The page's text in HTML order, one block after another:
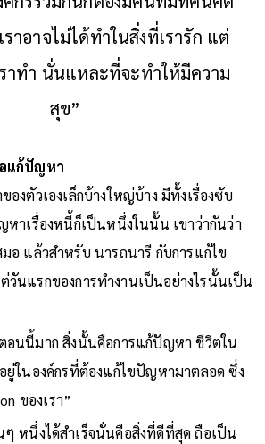
าอาจไม่ได้ทำในสิ่งที่เรารัก แต่
ราทำ นั่นแหละที่จะทำให้มีความ
สุข”
แก้ปัญหา
งตัวเองเล็กบ้างใหญ่บ้าง มีทั้งเรื่องซับ
าเรื่องหนี้ก็เป็นหนึ่งในนั้น เขาว่ากันว่า
อ แล้วสำหรับ นารถนารี กับการแก้ไข
นแรกของการทำงานเป็นอย่างไรนั้นเป็น
อนนี้มาก สิ่งนั้นคือการแก้ปัญหา ชีวิตใน
ยู่ในองค์กรที่ต้องแก้ไขปัญหามาตลอด ซึ่ง
ของเรา”
หนึ่งได้สำเร็จนั่นคือสิ่งที่ดีที่สุด ถือเป็น